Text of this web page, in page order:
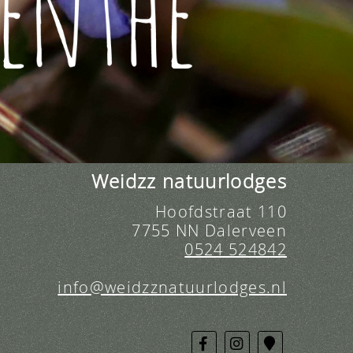
Weidzz natuurlodges
Hoofdstraat 110
7755 NN Dalerveen
0524 524842
info@weidzznatuurlodges.nl